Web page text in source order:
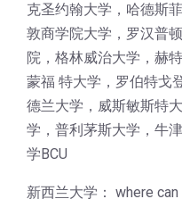
克圣约翰大学，哈德斯
敦商学院大学，罗汉普
院，格林威治大学，赫
蒙福 特大学，罗伯特戈
德兰大学，威斯敏斯特
学，普利茅斯大学，牛
学BCU
新西兰大学： where